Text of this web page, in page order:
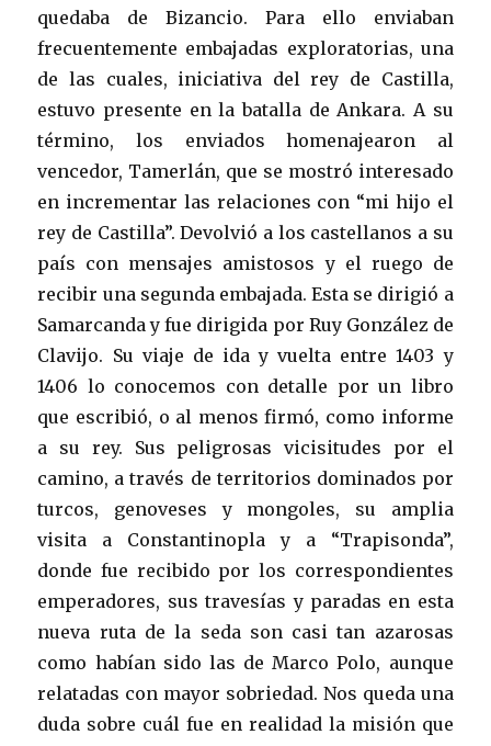
quedaba de Bizancio. Para ello enviaban
frecuentemente embajadas exploratorias, una
de las cuales, iniciativa del rey de Castilla,
estuvo presente en la batalla de Ankara. A su
término, los enviados homenajearon al
vencedor, Tamerlán, que se mostró interesado
en incrementar las relaciones con “mi hijo el
rey de Castilla”. Devolvió a los castellanos a su
país con mensajes amistosos y el ruego de
recibir una segunda embajada. Esta se dirigió a
Samarcanda y fue dirigida por Ruy González de
Clavijo. Su viaje de ida y vuelta entre 1403 y
1406 lo conocemos con detalle por un libro
que escribió, o al menos firmó, como informe
a su rey. Sus peligrosas vicisitudes por el
camino, a través de territorios dominados por
turcos, genoveses y mongoles, su amplia
visita a Constantinopla y a “Trapisonda”,
donde fue recibido por los correspondientes
emperadores, sus travesías y paradas en esta
nueva ruta de la seda son casi tan azarosas
como habían sido las de Marco Polo, aunque
relatadas con mayor sobriedad. Nos queda una
duda sobre cuál fue en realidad la misión que